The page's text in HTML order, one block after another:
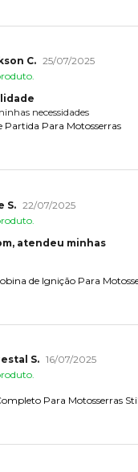
C. 25/07/2025
necessidades
Partida Para Motosserras
S. 22/07/2025
atendeu minhas
de Ignição Para
S. 16/07/2025
Para Motosserras